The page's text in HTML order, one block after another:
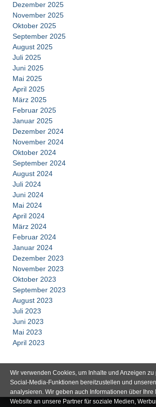
Dezember 2025
November 2025
Oktober 2025
September 2025
August 2025
Juli 2025
Juni 2025
Mai 2025
April 2025
März 2025
Februar 2025
Januar 2025
Dezember 2024
November 2024
Oktober 2024
September 2024
August 2024
Juli 2024
Juni 2024
Mai 2024
April 2024
März 2024
Februar 2024
Januar 2024
Dezember 2023
November 2023
Oktober 2023
September 2023
August 2023
Juli 2023
Juni 2023
Mai 2023
April 2023
Wir verwenden Cookies, um Inhalte und Anzeigen
Social-Media-Funktionen bereitzustellen und
analysieren. Wir geben auch Informationen über Ihre
Website an unsere Partner für soziale Medien,